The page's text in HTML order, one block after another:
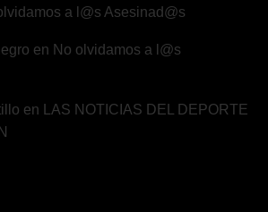
a l@s Asesinad@s
en No olvidamos a l@s
en
LAS NOTICIAS DEL DEPORTE